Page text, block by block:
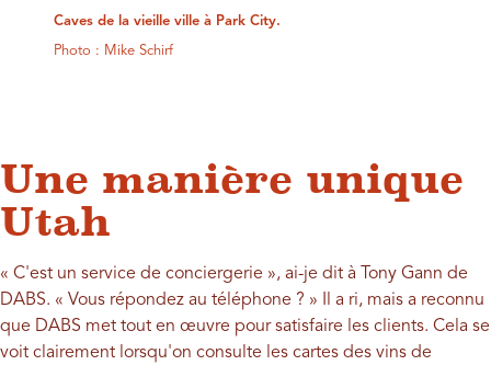
Caves de la vieille ville à Park City.
Photo : Mike Schirf
Une manière unique
Utah
« C'est un service de conciergerie », ai-je dit à Tony Gann de
DABS. « Vous répondez au téléphone ? » Il a ri, mais a reconnu
que DABS met tout en œuvre pour satisfaire les clients. Cela se
voit clairement lorsqu'on consulte les cartes des vins de